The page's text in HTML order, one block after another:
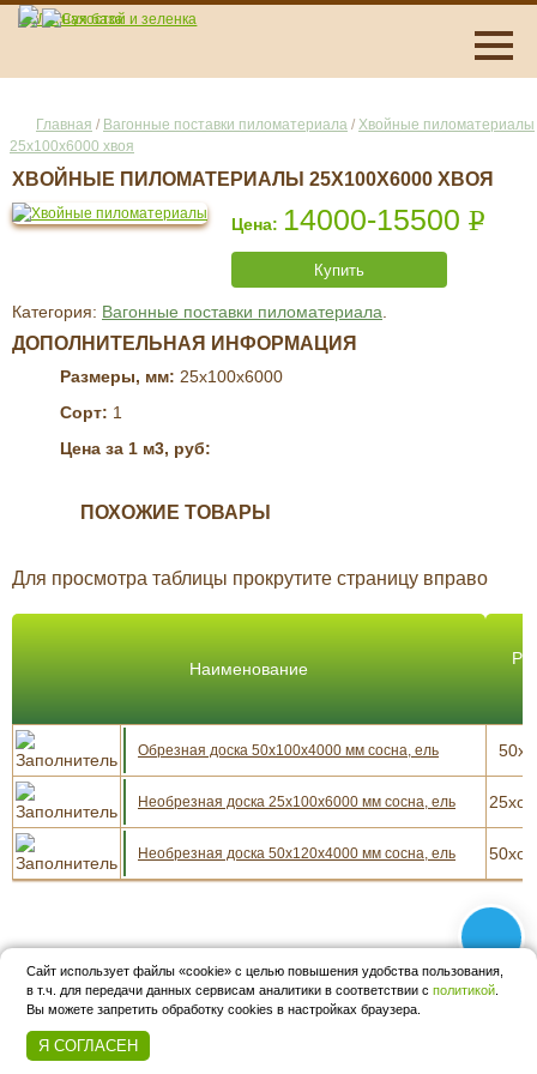
8 (928) 148-33-13
2377033@gmail.com
Главная / Вагонные поставки пиломатериала / Хвойные пиломатериалы
25x100x6000 хвоя
ХВОЙНЫЕ ПИЛОМАТЕРИАЛЫ 25X100X6000 ХВОЯ
14000-15500 Р
Купить
Категория: Вагонные поставки пиломатериала
ДОПОЛНИТЕЛЬНАЯ ИНФОРМАЦИЯ
Размеры, мм: 25x100x6000
Сорт: 1
Цена за 1 м3, руб:
ПОХОЖИЕ ТОВАРЫ
Для просмотра таблицы прокрутите страницу вправо
Наименование
Обрезная доска 50x100x4000 мм сосна, ель
Необрезная доска 25x100x6000 мм сосна, ель
Необрезная доска 50x120x4000 мм сосна, ель
Сайт использует файлы «cookie» с целью повышения удобства пользования,
в т.ч. для передачи данных сервисам аналитики в соответствии с политикой
Вы можете запретить обработку cookies в настройках браузера.
Я СОГЛАСЕН